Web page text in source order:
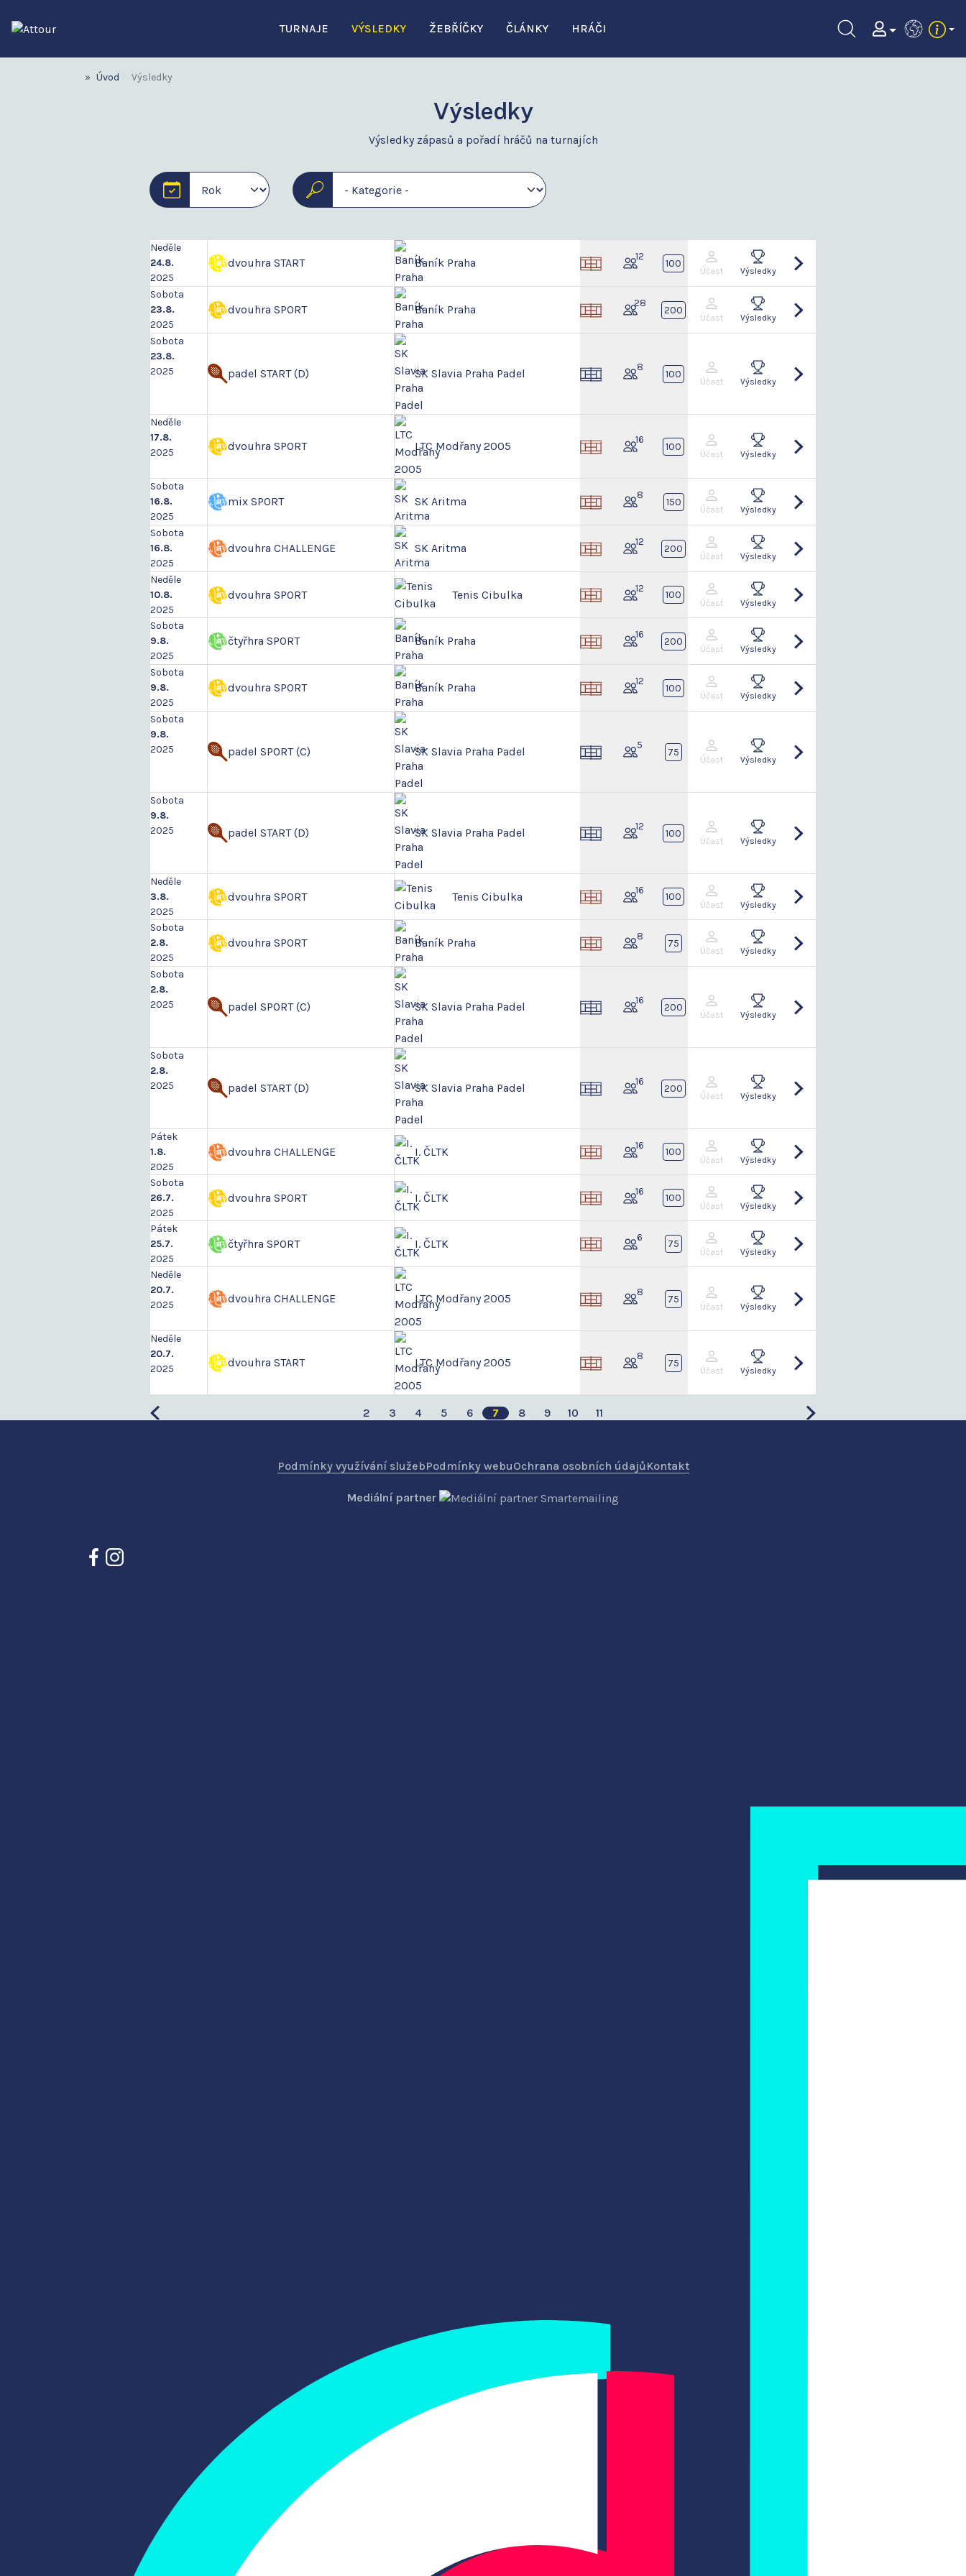
TURNAJE VÝSLEDKY ŽEBŘÍČKY ČLÁNKY HRÁČI
EN
Úvod Výsledky
Výsledky
Výsledky zápasů a pořadí hráčů na turnajích
Neděle
24.8.
2025
dvouhra START Baník Praha 12
100
Účast Výsledky
Sobota
23.8.
2025
dvouhra SPORT Baník Praha 28
200
Účast Výsledky
Sobota
23.8.
2025
padel START (D) SK Slavia Praha Padel 8
100
Účast Výsledky
Neděle
17.8.
2025
dvouhra SPORT LTC Modřany 2005 16
100
Účast Výsledky
Sobota
16.8.
2025
mix SPORT SK Aritma 8
150
Účast Výsledky
Sobota
16.8.
2025
dvouhra CHALLENGE SK Aritma 12
200
Účast Výsledky
Neděle
10.8.
2025
dvouhra SPORT Tenis Cibulka 12
100
Účast Výsledky
Sobota
9.8.
2025
čtyřhra SPORT Baník Praha 16
200
Účast Výsledky
Sobota
9.8.
2025
dvouhra SPORT Baník Praha 12
100
Účast Výsledky
Sobota
9.8.
2025
padel SPORT (C) SK Slavia Praha Padel 5
75
Účast Výsledky
Sobota
9.8.
2025
padel START (D) SK Slavia Praha Padel 12
100
Účast Výsledky
Neděle
3.8.
2025
dvouhra SPORT Tenis Cibulka 16
100
Účast Výsledky
Sobota
2.8.
2025
dvouhra SPORT Baník Praha 8
75
Účast Výsledky
Sobota
2.8.
2025
padel SPORT (C) SK Slavia Praha Padel 16
200
Účast Výsledky
Sobota
2.8.
2025
padel START (D) SK Slavia Praha Padel 16
200
Účast Výsledky
Pátek
1.8.
2025
dvouhra CHALLENGE I. ČLTK 16
100
Účast Výsledky
Sobota
26.7.
2025
dvouhra SPORT I. ČLTK 16
100
Účast Výsledky
Pátek
25.7.
2025
čtyřhra SPORT I. ČLTK 6
75
Účast Výsledky
Neděle
20.7.
2025
dvouhra CHALLENGE LTC Modřany 2005 8
75
Účast Výsledky
Neděle
20.7.
2025
dvouhra START LTC Modřany 2005 8
75
Účast Výsledky
2 3 4 5 6 7 8 9 10 11
Podmínky využívání služebPodmínky webuOchrana osobních údajůKontakt
Mediální partner